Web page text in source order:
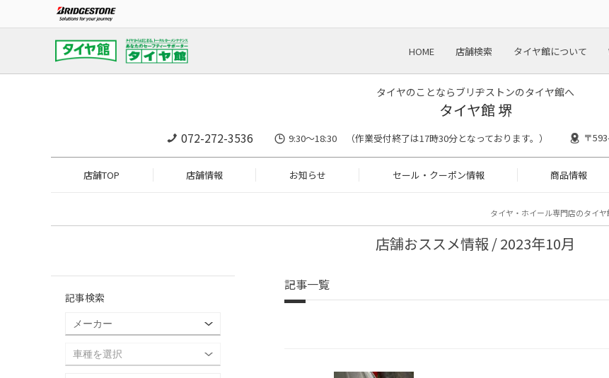
HOME 店舗検索 タイヤ館について
タイヤのことならブリヂストンのタイヤ館へ
タイヤ館 堺
072-272-3536 9:30〜18:30 （作業受付終了は17時30分となっております。） 〒
店舗TOP 店舗情報 お知らせ セール・クーポン情報 商品情報
タイヤ・ホイール専門店のタイヤ
店舗おススメ情報 / 2023年10月
記事一覧
記事検索